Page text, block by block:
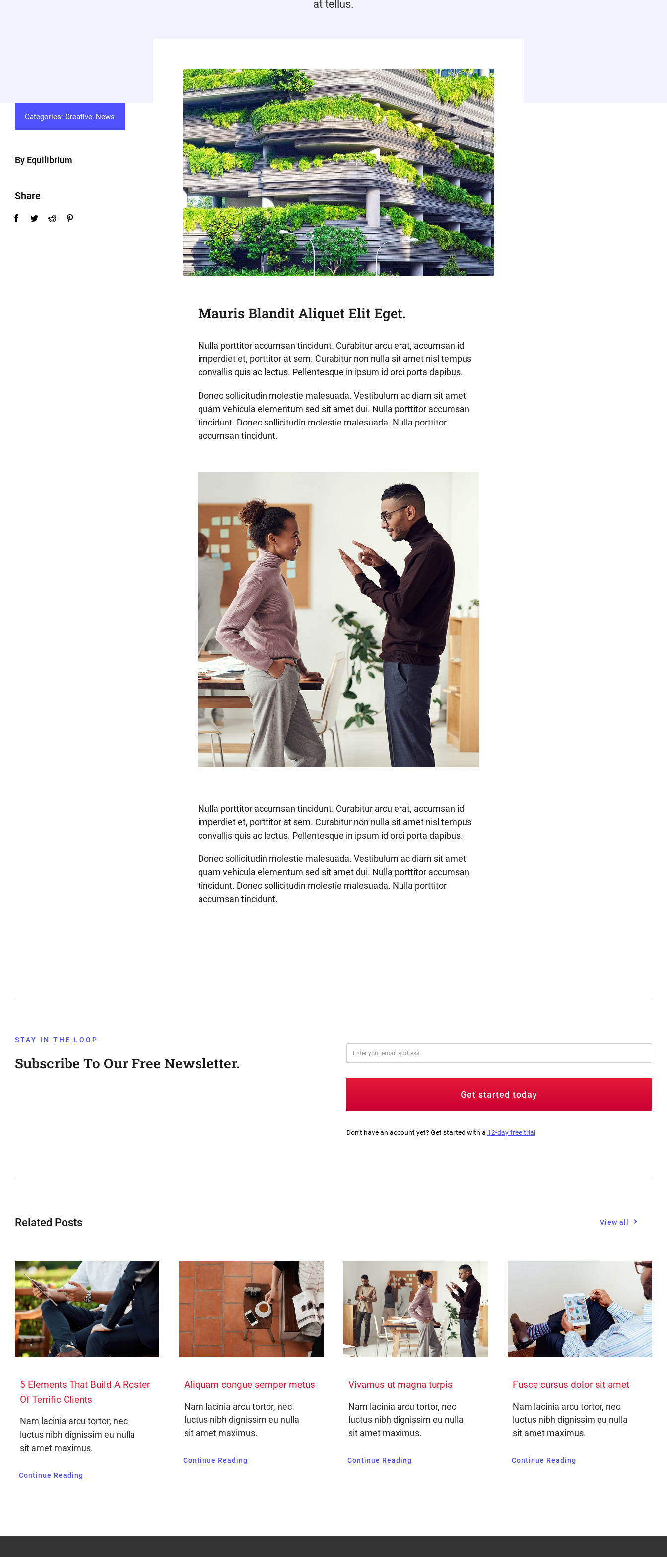
at tellus.
Categories: Creative, News
By Equilibrium
Share
Mauris Blandit Aliquet Elit Eget.
Nulla porttitor accumsan tincidunt. Curabitur arcu erat, accumsan id
imperdiet et, porttitor at sem. Curabitur non nulla sit amet nisl tempus
convallis quis ac lectus. Pellentesque in ipsum id orci porta dapibus.
Donec sollicitudin molestie malesuada. Vestibulum ac diam sit amet
quam vehicula elementum sed sit amet dui. Nulla porttitor accumsan
tincidunt. Donec sollicitudin molestie malesuada. Nulla porttitor
accumsan tincidunt.
Nulla porttitor accumsan tincidunt. Curabitur arcu erat, accumsan id
imperdiet et, porttitor at sem. Curabitur non nulla sit amet nisl tempus
convallis quis ac lectus. Pellentesque in ipsum id orci porta dapibus.
Donec sollicitudin molestie malesuada. Vestibulum ac diam sit amet
quam vehicula elementum sed sit amet dui. Nulla porttitor accumsan
tincidunt. Donec sollicitudin molestie malesuada. Nulla porttitor
accumsan tincidunt.
STAY IN THE LOOP
Subscribe To Our Free Newsletter.
Get started today
Don’t have an account yet? Get started with a 12-day free trial
Related Posts View all
5 Elements That Build A Roster
Of Terrific Clients
Nam lacinia arcu tortor, nec
luctus nibh dignissim eu nulla
sit amet maximus.
Continue Reading
Aliquam congue semper metus
Nam lacinia arcu tortor, nec
luctus nibh dignissim eu nulla
sit amet maximus.
Continue Reading
Vivamus ut magna turpis
Nam lacinia arcu tortor, nec
luctus nibh dignissim eu nulla
sit amet maximus.
Continue Reading
Fusce cursus dolor sit amet
Nam lacinia arcu tortor, nec
luctus nibh dignissim eu nulla
sit amet maximus.
Continue Reading